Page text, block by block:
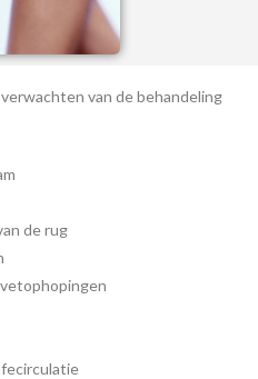
van de behandeling
de rug